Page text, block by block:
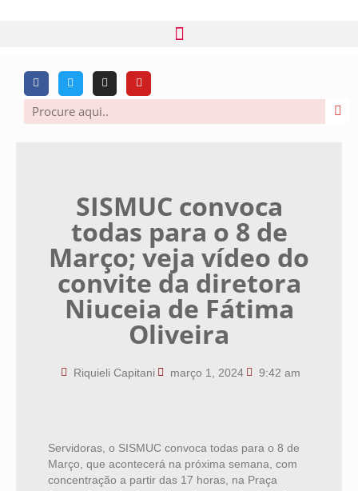
SISMUC convoca
todas para o 8 de
Março; veja vídeo do
convite da diretora
Niuceia de Fátima
Oliveira
Riquieli Capitani março 1, 2024 9:42 am
Servidoras, o SISMUC convoca todas para o 8 de
Março, que acontecerá na próxima semana, com
concentração a partir das 17 horas, na Praça